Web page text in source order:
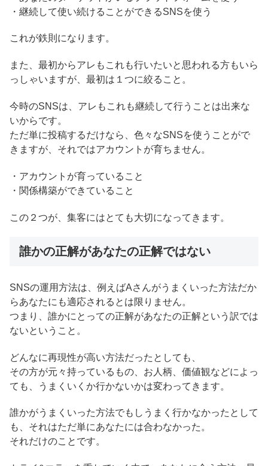
・継続して使い続けることができるSNSを使う
これが鉄則になります。
また、最初からアレもこれも行いたいと思われる方もいら
っしゃいますが、最初は１つに絞ること。
今時のSNSは、アレもこれも継続して行うことは出来な
いからです。
ただ単に投稿するだけなら、色々なSNSを使うことがで
きますが、それではアカウントが育ちません。
・アカウントが育っていること
・関係構築ができていること
この２つが、集客にはとても大切になってきます。
誰かの正解があなたの正解ではない
SNSの運用方法は、例えばAさんがうまくいった方法だか
らあなたにも適応されるとは限りません。
つまり、誰かにとっての正解があなたの正解という訳では
ないということ。
どんなに再現性が高い方法だったとしても、
その方が元々持っているもの、お人柄、価値観などによっ
ても、うまくいくか行かないかは変わってきます。
誰かがうまくいった方法でもしうまく行かなかったとして
も、それはただ単にあなたには合わなかった。
それだけのことです。